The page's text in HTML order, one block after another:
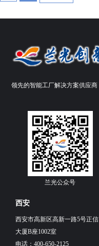
领先的智能工厂解决方案供应商
兰光公众号
西安
西安市高新区高新一路5号正信
大厦B座1002室
电话：400-650-2125